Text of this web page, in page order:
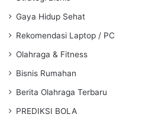
Gaya Hidup Sehat
Rekomendasi Laptop / PC
Olahraga & Fitness
Bisnis Rumahan
Berita Olahraga Terbaru
PREDIKSI BOLA